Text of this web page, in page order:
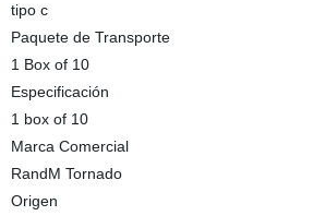
tipo c
Paquete de Transporte
1 Box of 10
Especificación
1 box of 10
Marca Comercial
RandM Tornado
Origen